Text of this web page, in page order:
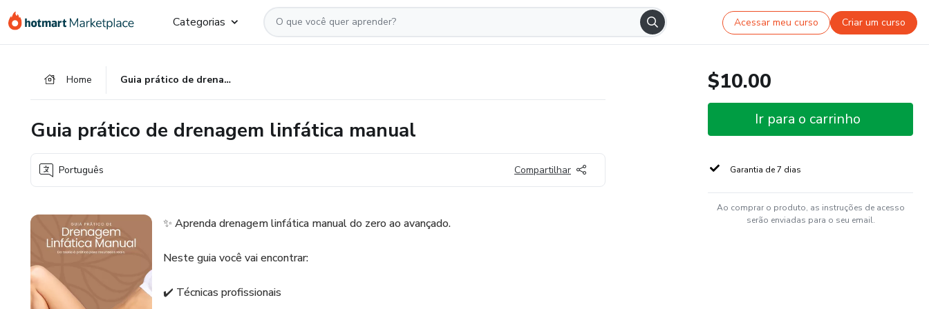
para
para
para
Categorias Acessar meu curso Criar um curso
Home Guia prático de drenagem linfática manual
Guia prático de drenagem linfática manual
Português Compartilhar
✨ Aprenda drenagem linfática manual do zero ao avançado.
Neste guia você vai encontrar:
✔️ Técnicas profissionais
$10.00
Ir para o carrinho
Garantia de 7 dias
Ao comprar o produto, as instruções de acesso
serão enviadas para o seu email.